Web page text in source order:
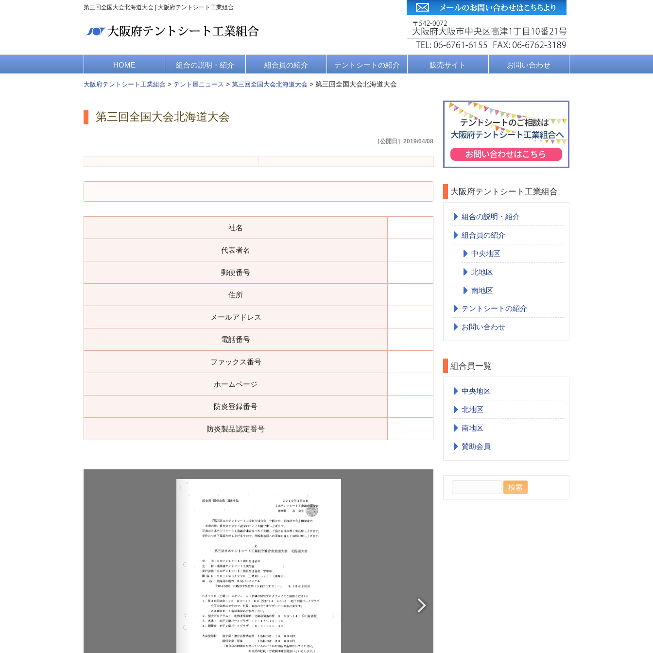
第三回全国大会北海道大会 | 大阪府テントシート工業組合
HOME 組合の説明・紹介 組合員の紹介 テントシートの紹介 販売サイト お問い合わせ
大阪府テントシート工業組合 > テント屋ニュース > 第三回全国大会北海道大会 > 第三回全国大会北海道大会
第三回全国大会北海道大会
［公開日］2019/04/08
社名
代表者名
郵便番号
住所
メールアドレス
電話番号
ファックス番号
ホームページ
防炎登録番号
防炎製品認定番号
大阪府テントシート工業組合
組合の説明・紹介
組合員の紹介
中央地区
北地区
南地区
テントシートの紹介
お問い合わせ
組合員一覧
中央地区
北地区
南地区
賛助会員